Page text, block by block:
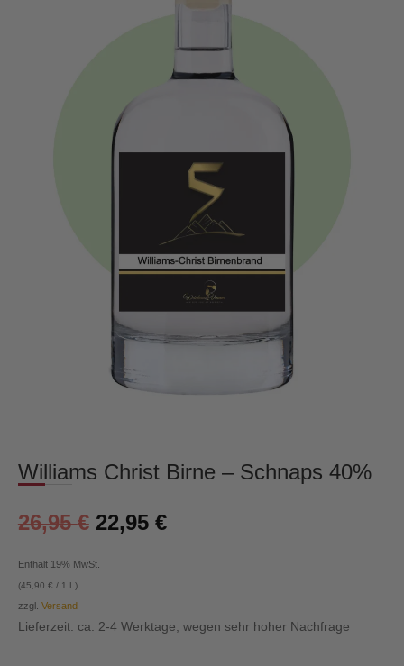
Williams Christ Birne – Schnaps 40%
26,95€ 22,95 €
Enthält 19% MwSt.
(45,90 € / 1 L)
zzgl. Versand
Lieferzeit: ca. 2-4 Werktage, wegen sehr hoher Nachfrage